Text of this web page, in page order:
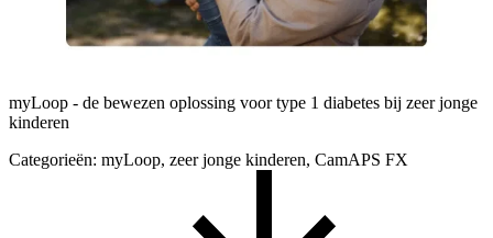
myLoop - de bewezen oplossing voor type 1 diabetes bij zeer jonge
kinderen
Categorieën: myLoop, zeer jonge kinderen, CamAPS FX